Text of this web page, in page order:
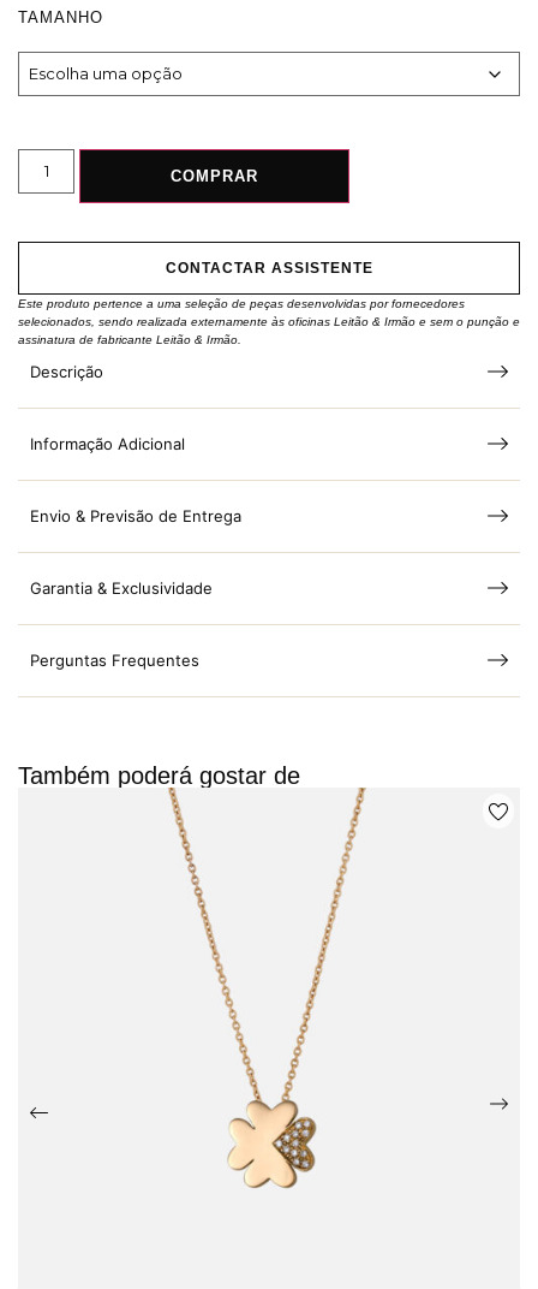
TAMANHO
COMPRAR
CONTACTAR ASSISTENTE
Este produto pertence a uma seleção de peças desenvolvidas por fornecedores
selecionados, sendo realizada externamente às oficinas Leitão & Irmão e sem o punção e
assinatura de fabricante Leitão & Irmão.
Descrição
Informação Adicional
Envio & Previsão de Entrega
Garantia & Exclusividade
Perguntas Frequentes
Também poderá gostar de